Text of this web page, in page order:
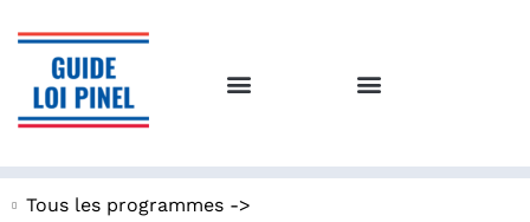
Tous les programmes ->